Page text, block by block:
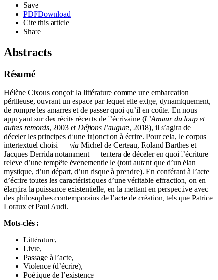
Save
PDFDownload
Cite this article
Share
Abstracts
Résumé
Hélène Cixous conçoit la littérature comme une embarcation
périlleuse, ouvrant un espace par lequel elle exige, dynamiquement,
de rompre les amarres et de passer quoi qu’il en coûte. En nous
appuyant sur des récits récents de l’écrivaine (L’Amour du loup et
autres remords, 2003 et Défions l’augure, 2018), il s’agira de
déceler les principes d’une injonction à écrire. Pour cela, le corpus
intertextuel choisi — via Michel de Certeau, Roland Barthes et
Jacques Derrida notamment — tentera de déceler en quoi l’écriture
relève d’une tempête évènementielle (tout autant que d’un élan
mystique, d’un départ, d’un risque à prendre). En conférant à l’acte
d’écrire toutes les caractéristiques d’une véritable effraction, on en
élargira la puissance existentielle, en la mettant en perspective avec
des philosophes contemporains de l’acte de création, tels que Patrice
Loraux et Paul Audi.
Mots-clés :
Littérature,
Livre,
Passage à l’acte,
Violence (d’écrire),
Poétique de l’existence